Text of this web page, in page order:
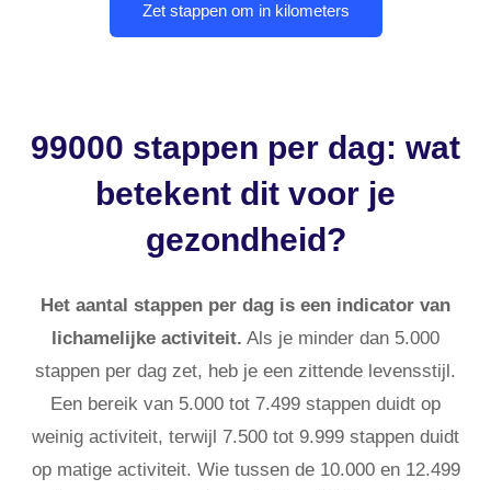
99000 stappen per dag: wat
betekent dit voor je
gezondheid?
Het aantal stappen per dag is een indicator van
lichamelijke activiteit. Als je minder dan 5.000
stappen per dag zet, heb je een zittende levensstijl.
Een bereik van 5.000 tot 7.499 stappen duidt op
weinig activiteit, terwijl 7.500 tot 9.999 stappen duidt
op matige activiteit. Wie tussen de 10.000 en 12.499